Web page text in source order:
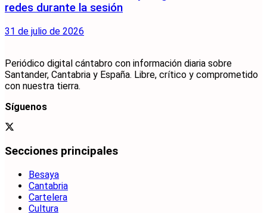
redes durante la sesión
31 de julio de 2026
Periódico digital cántabro con información diaria sobre
Santander, Cantabria y España. Libre, crítico y comprometido
con nuestra tierra.
Síguenos
Secciones principales
Besaya
Cantabria
Cartelera
Cultura